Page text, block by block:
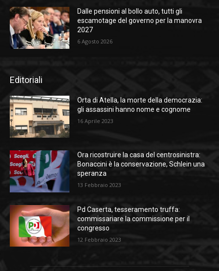
Dalle pensioni al bollo auto, tutti gli
escamotage del governo per la manovra
2027
6 Agosto 2026
Editoriali
Orta di Atella, la morte della democrazia:
gli assassini hanno nome e cognome
16 Aprile 2023
Ora ricostruire la casa del centrosinistra:
Bonaccini è la conservazione, Schlein una
speranza
13 Febbraio 2023
Pd Caserta, tesseramento truffa:
commissariare la commissione per il
congresso
12 Febbraio 2023